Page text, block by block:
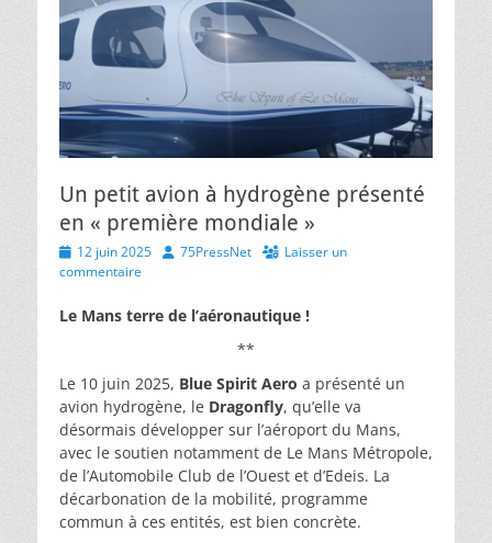
Un petit avion à hydrogène présenté
en « première mondiale »
Posted
on
12 juin 2025 Author
75PressNet
Laisser un
commentaire
Le Mans terre de l’aéronautique !
**
Le 10 juin 2025, Blue Spirit Aero a présenté un
avion hydrogène, le Dragonfly, qu’elle va
désormais développer sur l’aéroport du Mans,
avec le soutien notamment de Le Mans Métropole,
de l’Automobile Club de l’Ouest et d’Edeis. La
décarbonation de la mobilité, programme
commun à ces entités, est bien concrète.